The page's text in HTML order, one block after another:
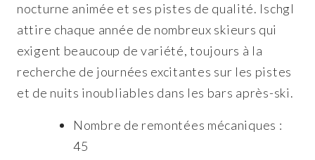
nocturne animée et ses pistes de qualité. Ischgl
attire chaque année de nombreux skieurs qui
exigent beaucoup de variété, toujours à la
recherche de journées excitantes sur les pistes
et de nuits inoubliables dans les bars après-ski.
Nombre de remontées mécaniques :
45